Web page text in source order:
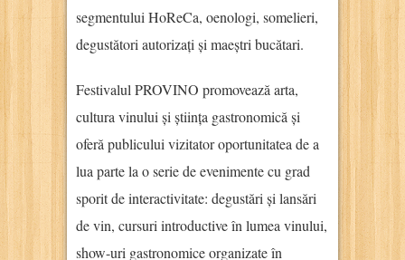
segmentului HoReCa, oenologi, somelieri,
degustători autorizați și maeștri bucătari.
Festivalul PROVINO promovează arta,
cultura vinului și știința gastronomică și
oferă publicului vizitator oportunitatea de a
lua parte la o serie de evenimente cu grad
sporit de interactivitate: degustări și lansări
de vin, cursuri introductive în lumea vinului,
show-uri gastronomice organizate în